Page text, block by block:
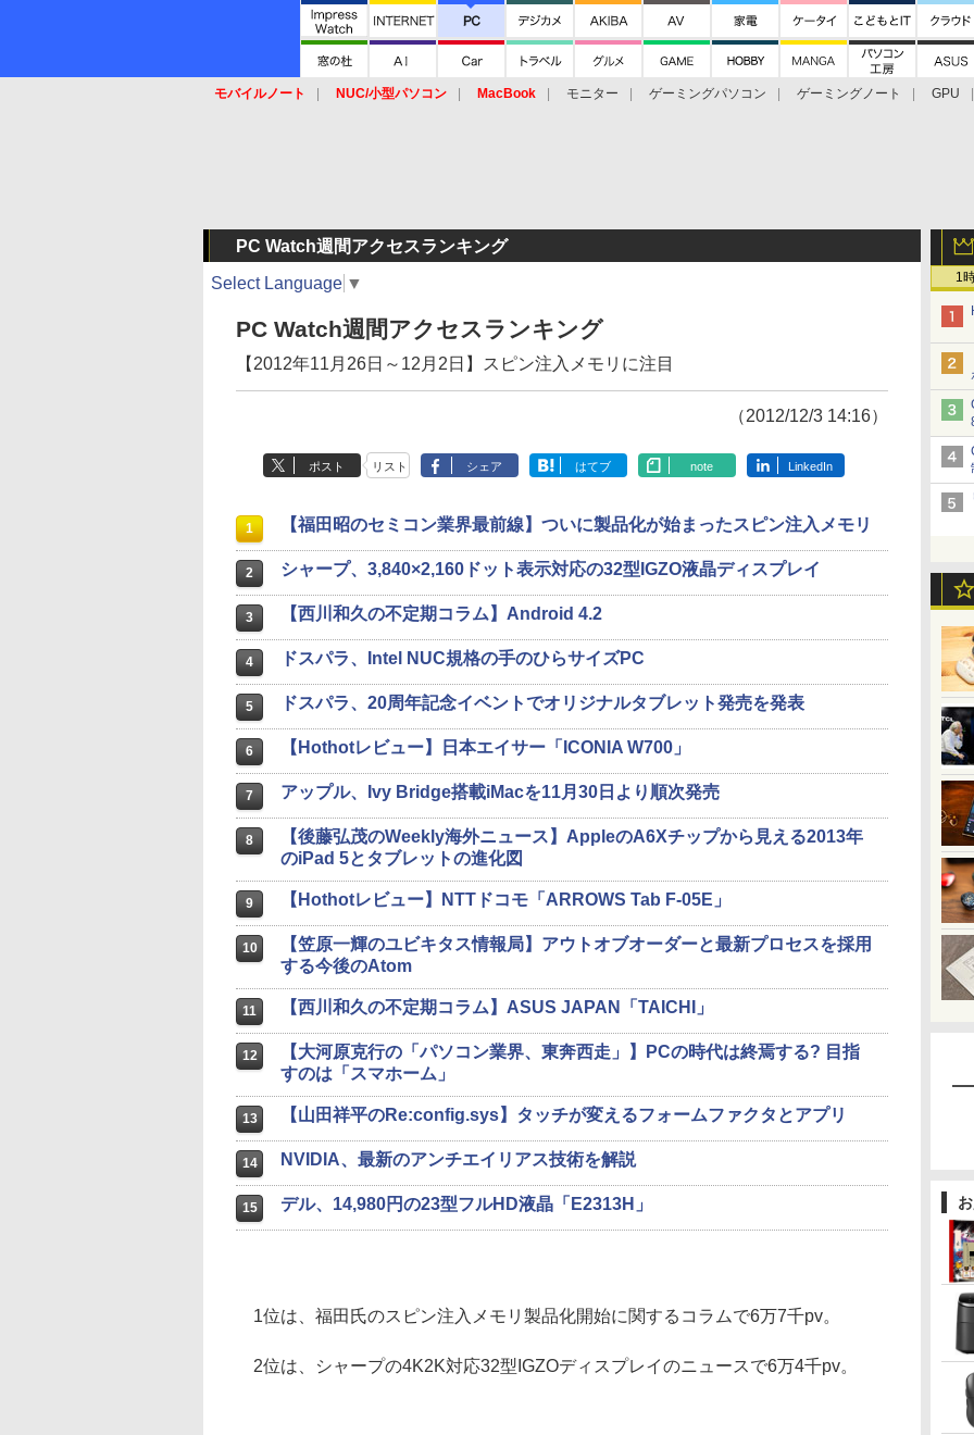
モバイルノート NUC/小型パソコン MacBook モニター ゲーミングパソコン ゲーミングノート
GPU
1
PC Watch週間アクセスランキング
Select Language ▼
PC Watch週間アクセスランキング
【2012年11月26日～12月2日】スピン注入メモリに注目
（2012/12/3 14:16）
ポスト リスト シェア はてブ note LinkedIn
1 【福田昭のセミコン業界最前線】ついに製品化が始まったスピン注入メモリ
2 シャープ、3,840×2,160ドット表示対応の32型IGZO液晶ディスプレイ
3 【西川和久の不定期コラム】Android 4.2
4 ドスパラ、Intel NUC規格の手のひらサイズPC
5 ドスパラ、20周年記念イベントでオリジナルタブレット発売を発表
6 【Hothotレビュー】日本エイサー「ICONIA W700」
7 アップル、Ivy Bridge搭載iMacを11月30日より順次発売
8
【後藤弘茂のWeekly海外ニュース】AppleのA6Xチップから見える2013年
のiPad 5とタブレットの進化図
9 【Hothotレビュー】NTTドコモ「ARROWS Tab F-05E」
10
【笠原一輝のユビキタス情報局】アウトオブオーダーと最新プロセスを採用
する今後のAtom
11 【西川和久の不定期コラム】ASUS JAPAN「TAICHI」
12
【大河原克行の「パソコン業界、東奔西走」】PCの時代は終焉する? 目指
すのは「スマホーム」
13 【山田祥平のRe:config.sys】タッチが変えるフォームファクタとアプリ
14 NVIDIA、最新のアンチエイリアス技術を解説
15 デル、14,980円の23型フルHD液晶「E2313H」
1位は、福田氏のスピン注入メモリ製品化開始に関するコラムで6万7千pv。
2位は、シャープの4K2K対応32型IGZOディスプレイのニュースで6万4千pv。